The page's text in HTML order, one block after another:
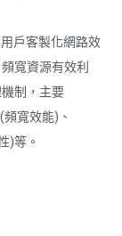
戶客製化網路效
寬資源有效利
制，主要
寬效能)、
)等。